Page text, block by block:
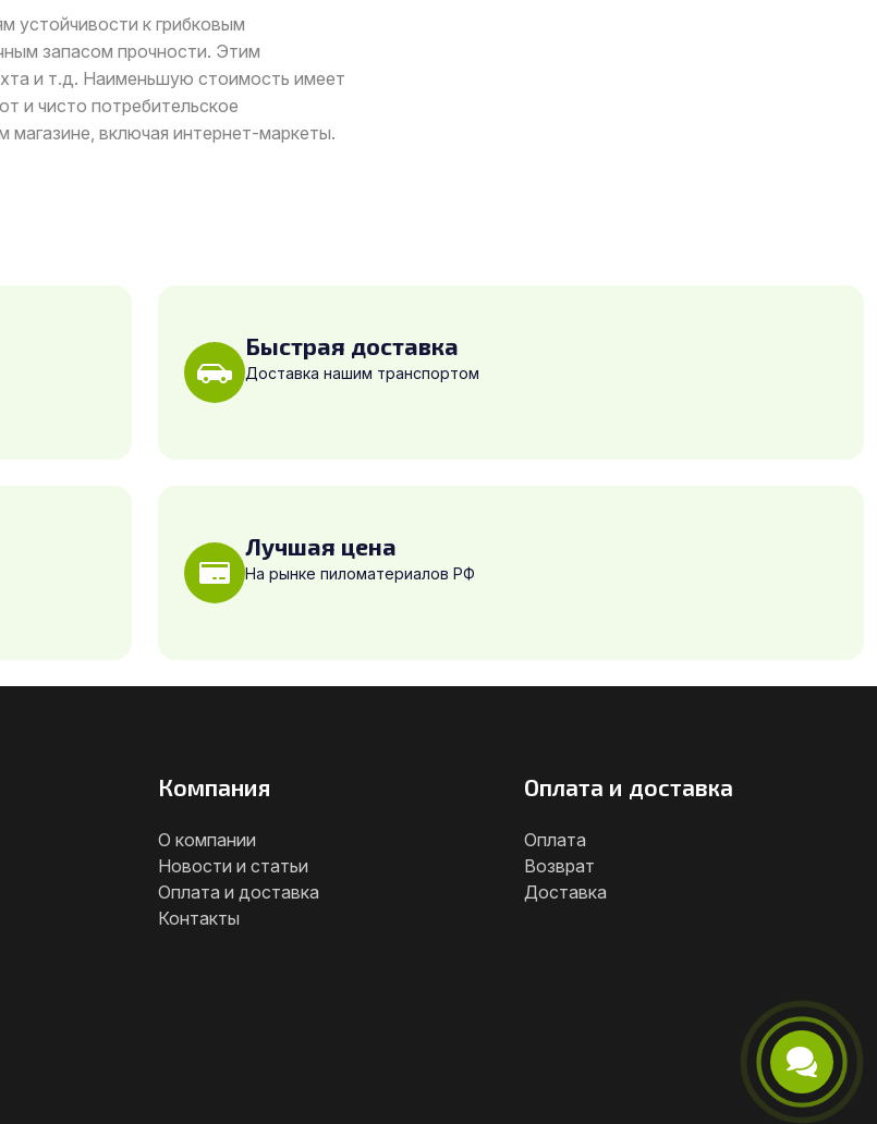
устойчивости к грибковым
запасом прочности. Этим
и т.д. Наименьшую стоимость имеет
и чисто потребительское
включая интернет-маркеты.
Быстрая доставка
Доставка нашим транспортом
Лучшая цена
На рынке пиломатериалов РФ
Компания
О компании
Новости и статьи
Оплата и доставка
Контакты
Оплата и доставка
Оплата
Возврат
Доставка